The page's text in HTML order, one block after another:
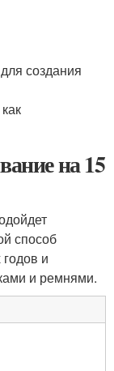
создания
на 15
способ
и
и ремнями.